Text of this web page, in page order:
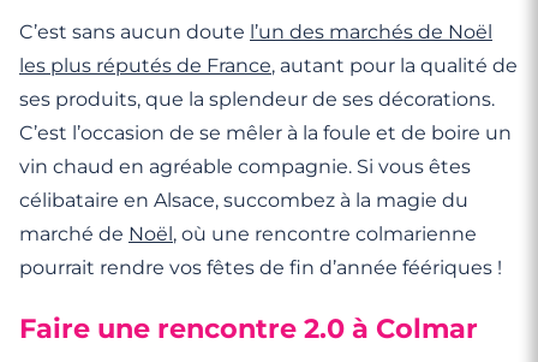
C’est sans aucun doute l’un des marchés de Noël
les plus réputés de France, autant pour la qualité de
ses produits, que la splendeur de ses décorations.
C’est l’occasion de se mêler à la foule et de boire un
vin chaud en agréable compagnie. Si vous êtes
célibataire en Alsace, succombez à la magie du
marché de Noël, où une rencontre colmarienne
pourrait rendre vos fêtes de fin d’année féériques !
Faire une rencontre 2.0 à Colmar